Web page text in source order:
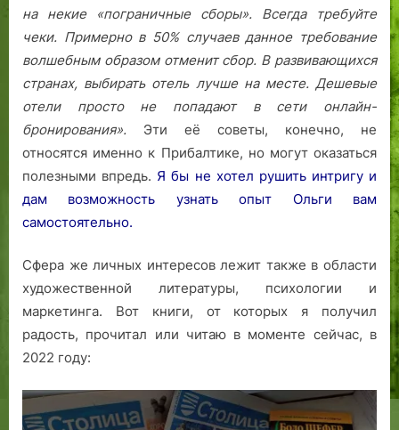
на некие «пограничные сборы». Всегда требуйте
чеки. Примерно в 50% случаев данное требование
волшебным образом отменит сбор. В развивающихся
странах, выбирать отель лучше на месте. Дешевые
отели просто не попадают в сети онлайн-
бронирования». Эти её советы, конечно, не
относятся именно к Прибалтике, но могут оказаться
полезными впредь. Я бы не хотел рушить интригу и
дам возможность узнать опыт Ольги вам
самостоятельно.
Сфера же личных интересов лежит также в области
художественной литературы, психологии и
маркетинга. Вот книги, от которых я получил
радость, прочитал или читаю в моменте сейчас, в
2022 году: